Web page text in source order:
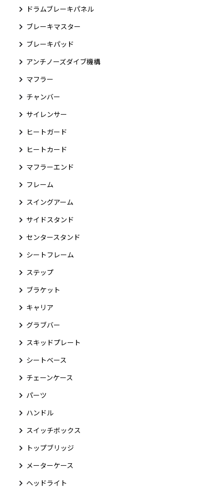
ドラムブレーキパネル
ブレーキマスター
ブレーキパッド
アンチノーズダイブ機構
マフラー
チャンバー
サイレンサー
ヒートガード
ヒートカード
マフラーエンド
フレーム
スイングアーム
サイドスタンド
センタースタンド
シートフレーム
ステップ
ブラケット
キャリア
グラブバー
スキッドプレート
シートベース
チェーンケース
パーツ
ハンドル
スイッチボックス
トップブリッジ
メーターケース
ヘッドライト